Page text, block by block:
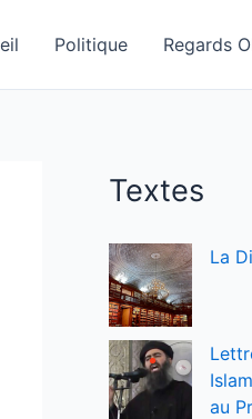
Politique Regards
Textes
La
au